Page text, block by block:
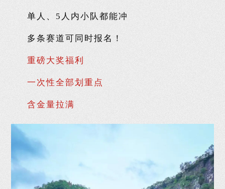
单人、5人内小队都能冲
多条赛道可同时报名！
重磅大奖福利
一次性全部划重点
含金量拉满